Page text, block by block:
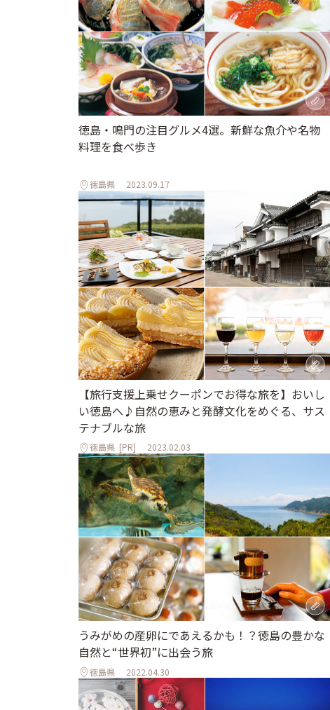
徳島・鳴門の注目グルメ4選。新鮮な魚介や名物
料理を食べ歩き
徳島県 2023.09.17
【旅行支援上乗せクーポンでお得な旅を】おいし
い徳島へ♪自然の恵みと発酵文化をめぐる、サス
テナブルな旅
徳島県 [PR] 2023.02.03
うみがめの産卵にであえるかも！？徳島の豊かな
自然と“世界初”に出会う旅
徳島県 2022.04.30